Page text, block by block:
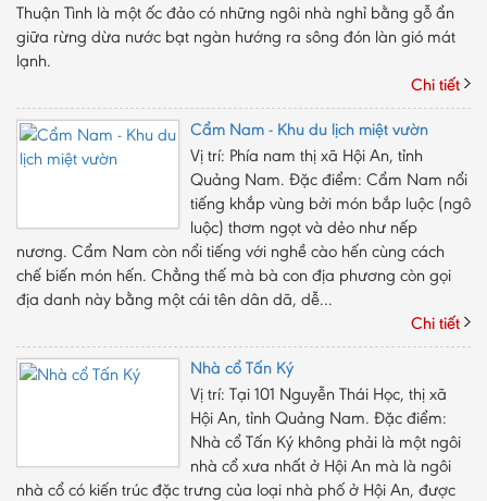
Thuận Tình là một ốc đảo có những ngôi nhà nghỉ bằng gỗ ẩn
giữa rừng dừa nước bạt ngàn hướng ra sông đón làn gió mát
lạnh.
Chi tiết
Cẩm Nam - Khu du lịch miệt vườn
Vị trí: Phía nam thị xã Hội An, tỉnh
Quảng Nam. Đặc điểm: Cẩm Nam nổi
tiếng khắp vùng bởi món bắp luộc (ngô
luộc) thơm ngọt và dẻo như nếp
nương. Cẩm Nam còn nổi tiếng với nghề cào hến cùng cách
chế biến món hến. Chẳng thế mà bà con địa phương còn gọi
địa danh này bằng một cái tên dân dã, dễ...
Chi tiết
Nhà cổ Tấn Ký
Vị trí: Tại 101 Nguyễn Thái Học, thị xã
Hội An, tỉnh Quảng Nam. Ðặc điểm:
Nhà cổ Tấn Ký không phải là một ngôi
nhà cổ xưa nhất ở Hội An mà là ngôi
nhà cổ có kiến trúc đặc trưng của loại nhà phố ở Hội An, được